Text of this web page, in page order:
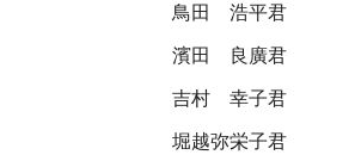
鳥田 浩平君
濱田 良廣君
吉村 幸子君
堀越弥栄子君